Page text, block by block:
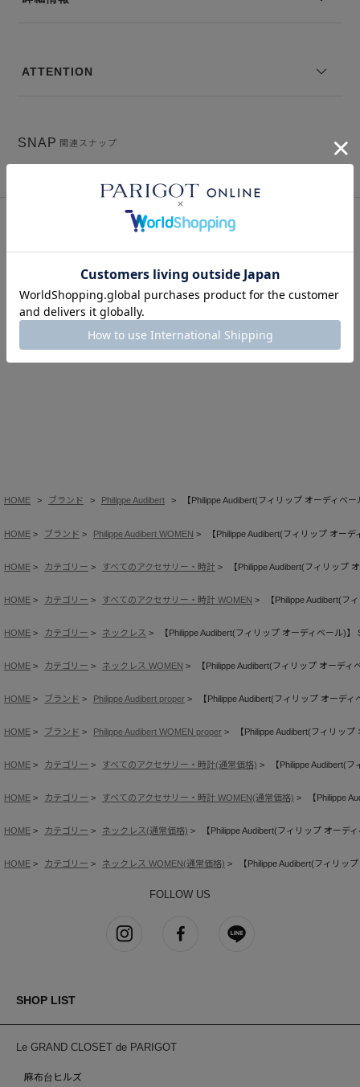
ATTENTION
SNAP 関連スナップ
このアイテムを見た人はこの商品もチェックしています
HOME ブランド Philippe Audibert 【Philippe Audibert(フィリップ オーディベ
HOME ブランド Philippe Audibert WOMEN 【Philippe Audibert(フィリップ オー
HOME カテゴリー すべてのアクセサリー・時計 【Philippe Audibert(フィリップ
HOME カテゴリー すべてのアクセサリー・時計 WOMEN 【Philippe Audibert(フ
HOME カテゴリー ネックレス 【Philippe Audibert(フィリップ オーディベール)】
HOME カテゴリー ネックレス WOMEN 【Philippe Audibert(フィリップ オーデ
HOME ブランド Philippe Audibert proper 【Philippe Audibert(フィリップ オーデ
HOME ブランド Philippe Audibert WOMEN proper 【Philippe Audibert(フィリッ
HOME カテゴリー すべてのアクセサリー・時計(通常価格) 【Philippe Audibert(
HOME カテゴリー すべてのアクセサリー・時計 WOMEN(通常価格) 【Philippe
HOME カテゴリー ネックレス(通常価格) 【Philippe Audibert(フィリップ オーデ
HOME カテゴリー ネックレス WOMEN(通常価格) 【Philippe Audibert(フィリッ
FOLLOW US
SHOP LIST
Le GRAND CLOSET de PARIGOT
麻布台ヒルズ